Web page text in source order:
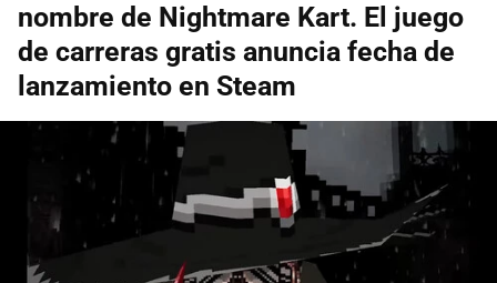
nombre de Nightmare Kart. El juego
de carreras gratis anuncia fecha de
lanzamiento en Steam